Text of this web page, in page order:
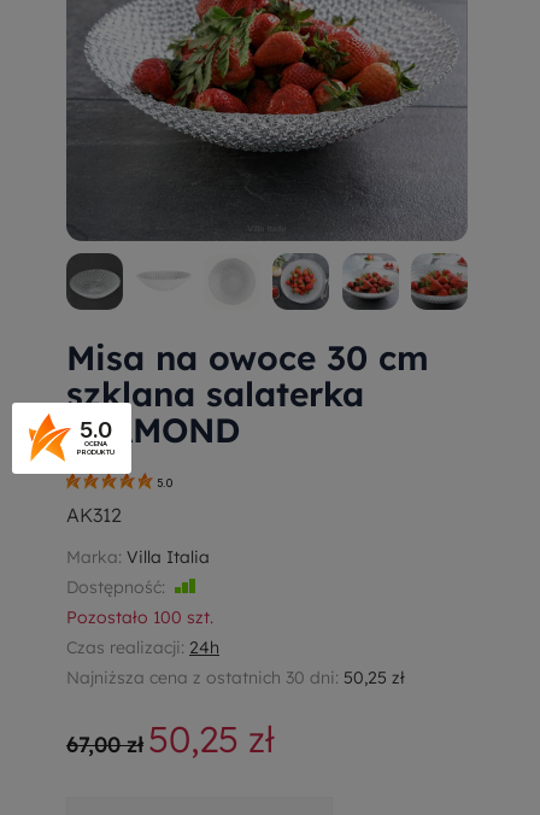
Misa na owoce 30 cm
szklana salaterka
DIAMOND
5.0
AK312
Marka: Villa Italia
Dostępność:
Pozostało 100 szt.
Czas realizacji: 24h
Najniższa cena z ostatnich 30 dni: 50,25 zł
67,00 zł 50,25 zł
5.0
OCENA
PRODUKTU